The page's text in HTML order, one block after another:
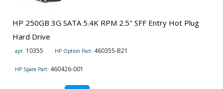
HP 250GB 3G SATA 5.4K RPM 2.5" SFF Entry Hot Plug
Hard Drive
арт. 10355 HP Option Part: 460355-B21
HP Spare Part: 460426-001